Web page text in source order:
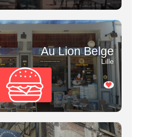
Au Lion Belge
Lille